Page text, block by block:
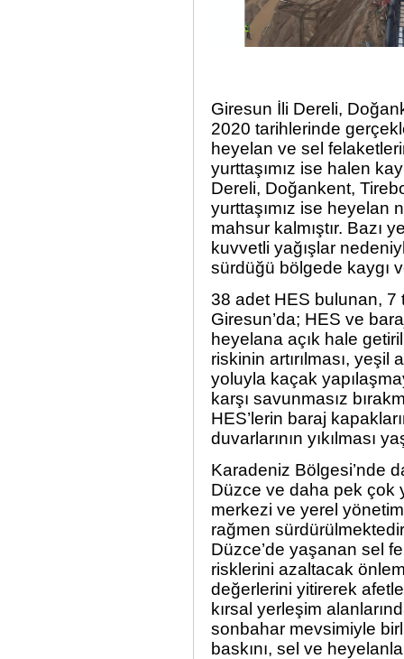
Giresun İli Dereli,
2020 tarihlerinde
heyelan ve sel
yurttaşımız ise halen
Dereli, Doğankent,
yurttaşımız ise heyelan
mahsur kalmıştır. Bazı
kuvvetli yağışlar
sürdüğü bölgede kaygı
38 adet HES bulunan, 7
Giresun’da; HES ve
heyelana açık hale
riskinin artırılması, yeşil
yoluyla kaçak
karşı savunmasız
HES’lerin baraj
duvarlarının yıkılması
Karadeniz Bölgesi’nde
Düzce ve daha pek çok
merkezi ve yerel
rağmen
Düzce’de yaşanan sel
risklerini azaltacak
değerlerini yitirerek
kırsal yerleşim
sonbahar mevsimiyle
baskını, sel ve